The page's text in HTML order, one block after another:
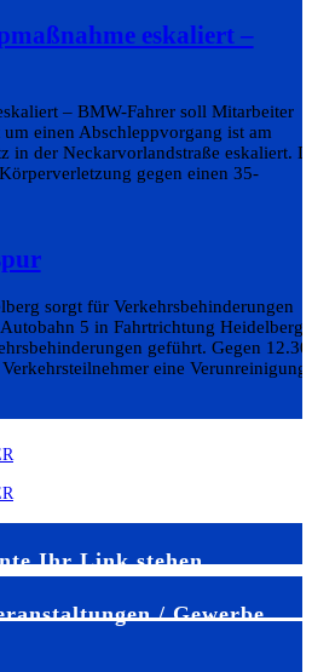
eskaliert –
– BMW-Fahrer soll Mitarbeiter
einen Abschleppvorgang ist am
in der Neckarvorlandstraße eskaliert.
gegen einen 35-
sorgt für Verkehrsbehinderungen
5 in Fahrtrichtung Heidelberg
geführt. Gegen 12.30
eine Verunreinigung
Ihr Link stehen
/ Gewerbe